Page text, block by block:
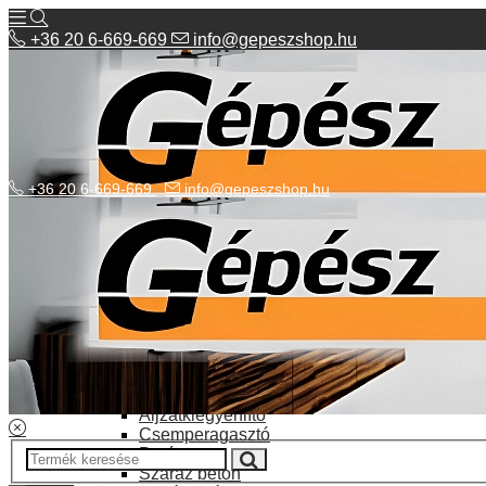
+36 20 6-669-669 info@gepeszshop.hu
Kategóriák menü
Bolhapiac
Burkolatok
Elektromos fűtés
Építkezés, fejújítás
Alapozó festék
Aljzatkiegyenlítő
Csemperagasztó
Poráru
Száraz beton
+36 20 6-669-669 info@gepeszshop.hu